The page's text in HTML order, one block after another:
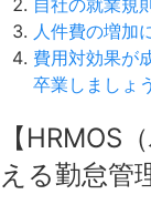
人件費の増加
費用対効果が
卒業しましょう
【HRMOS
える勤怠管